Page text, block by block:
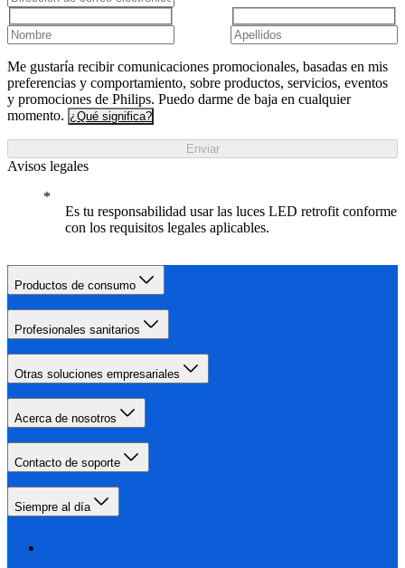
Me gustaría recibir comunicaciones promocionales, basadas en mis
preferencias y comportamiento, sobre productos, servicios, eventos
y promociones de Philips. Puedo darme de baja en cualquier
momento. ¿Qué significa?
Enviar
Avisos legales
Es tu responsabilidad usar las luces LED retrofit conforme
con los requisitos legales aplicables.
Productos de consumo
Profesionales sanitarios
Otras soluciones empresariales
Acerca de nosotros
Contacto de soporte
Siempre al día